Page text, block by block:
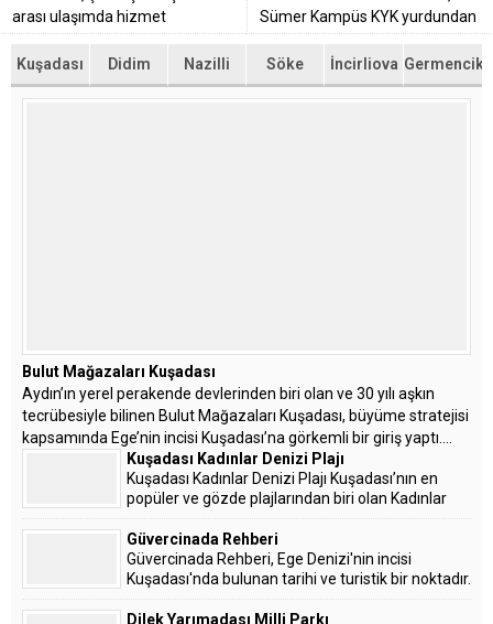
arası ulaşımda hizmet
vermektedir.
Sümer Kampüs KYK yurdundan
başlayarak Nazilli Devlet
Hastanesi ve Nazilli...
Kuşadası Didim Nazilli Söke İncirliova Germencik
Bulut Mağazaları Kuşadası
Aydın’ın yerel perakende devlerinden biri olan ve 30 yılı aşkın
tecrübesiyle bilinen Bulut Mağazaları Kuşadası, büyüme stratejisi
kapsamında Ege’nin incisi Kuşadası’na görkemli bir giriş yaptı....
Kuşadası Kadınlar Denizi Plajı
Kuşadası Kadınlar Denizi Plajı Kuşadası’nın en
popüler ve gözde plajlarından biri olan Kadınlar
Denizi, hem yerli hem de yabancı turistlerin
vazgeçilmez adreslerinden biridir. Geniş kum...
Güvercinada Rehberi
Güvercinada Rehberi, Ege Denizi'nin incisi
Kuşadası'nda bulunan tarihi ve turistik bir noktadır.
Bu ada, hem tarihî hem de doğal güzellikleriyle
yerli
Dilek Yarımadası Milli Parkı